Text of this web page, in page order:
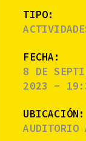
TIPO:
FECHA:
8 DE
2023 -
UBICACIÓN:
AUDITORIO